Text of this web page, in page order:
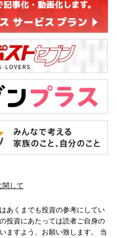
関して
あくまでも投資の参考にしてい
投資にあたっては読者ご自身の
ますよう、お願い致します。 当